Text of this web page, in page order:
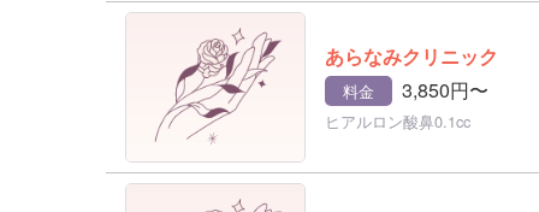
あらなみクリニック
料金 3,850円〜
ヒアルロン酸鼻0.1cc